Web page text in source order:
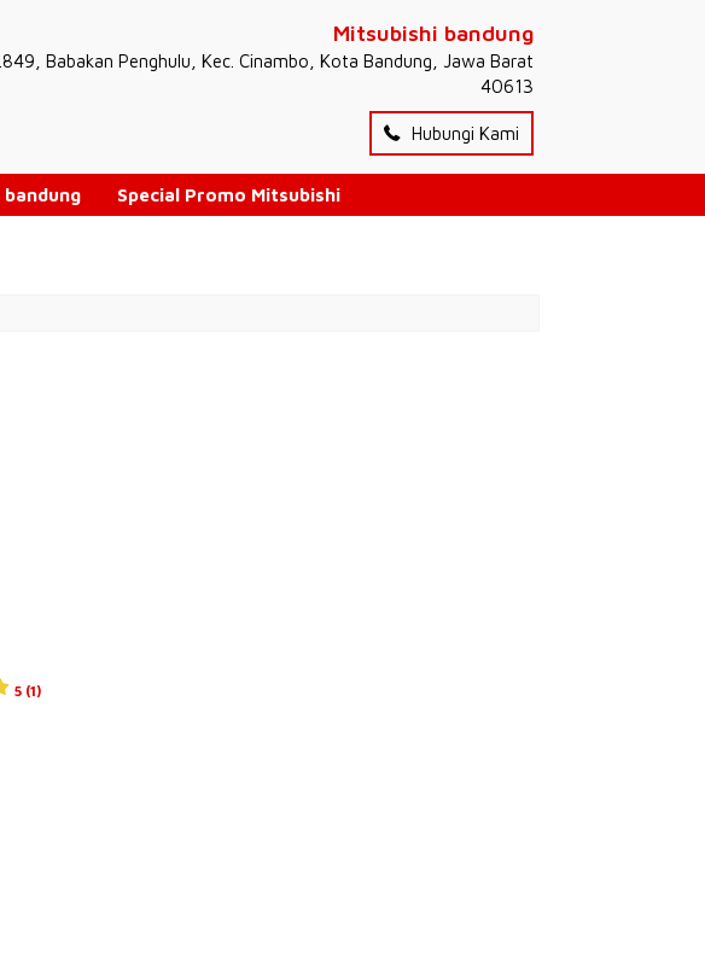
Mitsubishi bandung
Babakan Penghulu, Kec. Cinambo, Kota Bandung, Jawa Barat
40613
Hubungi Kami
Special Promo Mitsubishi
5 (1)